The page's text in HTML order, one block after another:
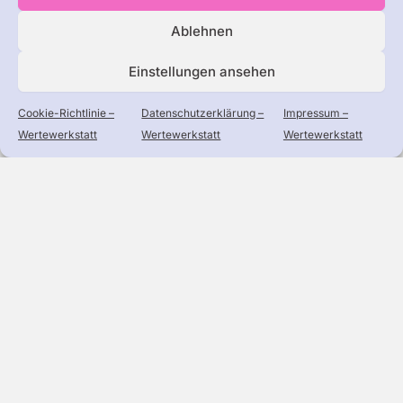
Ablehnen
Einstellungen ansehen
Cookie-Richtlinie –
Wertewerkstatt
Datenschutzerklärung –
Wertewerkstatt
Impressum –
Wertewerkstatt